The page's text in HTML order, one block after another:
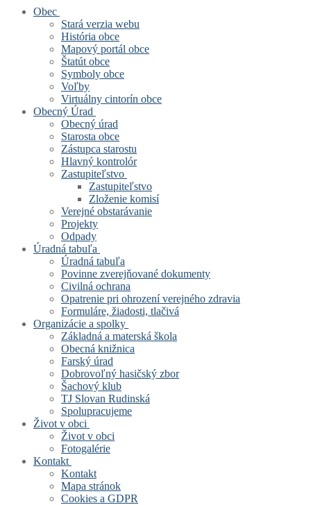
Obec
Stará verzia webu
História obce
Mapový portál obce
Štatút obce
Symboly obce
Voľby
Virtuálny cintorín obce
Obecný Úrad
Obecný úrad
Starosta obce
Zástupca starostu
Hlavný kontrolór
Zastupiteľstvo
Zastupiteľstvo
Zloženie komisí
Verejné obstarávanie
Projekty
Odpady
Úradná tabuľa
Úradná tabuľa
Povinne zverejňované dokumenty
Civilná ochrana
Opatrenie pri ohrození verejného zdravia
Formuláre, žiadosti, tlačivá
Organizácie a spolky
Základná a materská škola
Obecná knižnica
Farský úrad
Dobrovoľný hasičský zbor
Šachový klub
TJ Slovan Rudinská
Spolupracujeme
Život v obci
Život v obci
Fotogalérie
Kontakt
Kontakt
Mapa stránok
Cookies a GDPR